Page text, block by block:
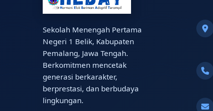
Sekolah Menengah Pertama
Negeri 1 Belik, Kabupaten
Pemalang, Jawa Tengah.
Berkomitmen mencetak
generasi berkarakter,
berprestasi, dan berbudaya
lingkungan.